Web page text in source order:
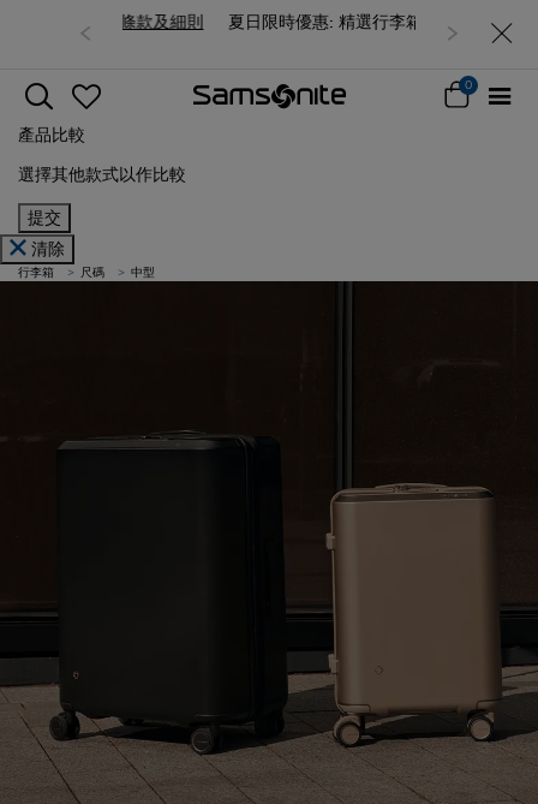
夏日限時優惠: 精選行李箱低至6折
產品比較
清除
行李箱